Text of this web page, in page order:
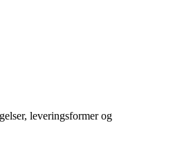
leveringsformer og